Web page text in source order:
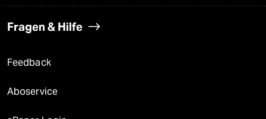
Fragen & Hilfe
Feedback
Aboservice